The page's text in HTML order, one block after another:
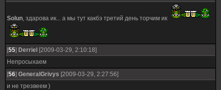
Solun, здарова ик... а мы тут какбэ третий день торчим ик
[55] Derriel [2009-03-29, 2:10:18]
Непросыхаем
[56] GeneralGrivys [2009-03-29, 2:27:56]
и не трезвеем )